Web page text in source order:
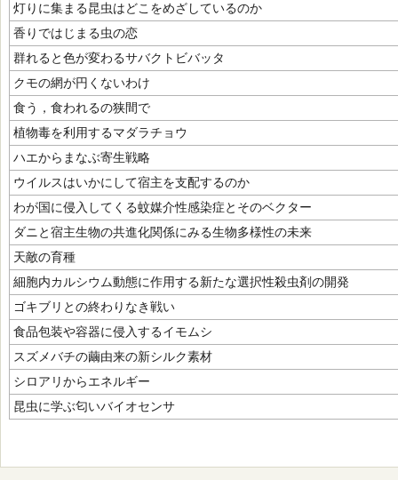
灯りに集まる昆虫はどこをめざしているのか
香りではじまる虫の恋
群れると色が変わるサバクトビバッタ
クモの網が円くないわけ
食う，食われるの狭間で
植物毒を利用するマダラチョウ
ハエからまなぶ寄生戦略
ウイルスはいかにして宿主を支配するのか
わが国に侵入してくる蚊媒介性感染症とそのベクター
ダニと宿主生物の共進化関係にみる生物多様性の未来
天敵の育種
細胞内カルシウム動態に作用する新たな選択性殺虫剤の開発
ゴキブリとの終わりなき戦い
食品包装や容器に侵入するイモムシ
スズメバチの繭由来の新シルク素材
シロアリからエネルギー
昆虫に学ぶ匂いバイオセンサ